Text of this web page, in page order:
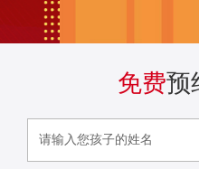
免费预